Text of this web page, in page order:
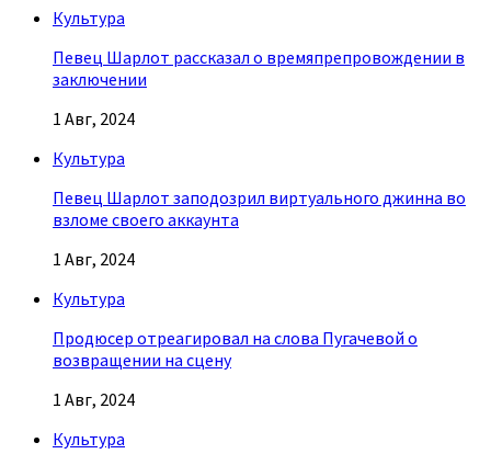
Культура
Певец Шарлот рассказал о времяпрепровождении в
заключении
1 Авг, 2024
Культура
Певец Шарлот заподозрил виртуального джинна во
взломе своего аккаунта
1 Авг, 2024
Культура
Продюсер отреагировал на слова Пугачевой о
возвращении на сцену
1 Авг, 2024
Культура